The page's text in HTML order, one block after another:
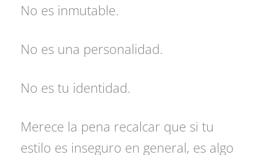
No es inmutable.
No es una personalidad.
No es tu identidad.
Merece la pena recalcar que si tu
estilo es inseguro en general, es algo